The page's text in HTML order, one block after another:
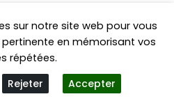
sur notre site web pour vous
en mémorisant vos
répétées.
Rejeter Accepter